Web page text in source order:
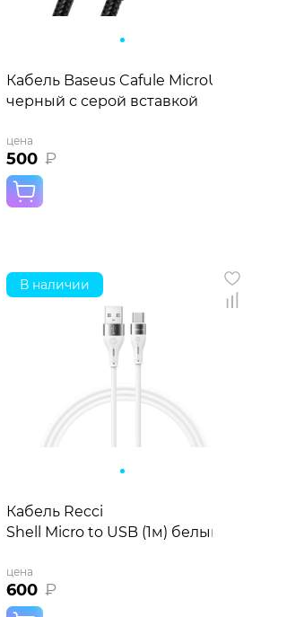
Кабель Baseus Cafule MicroUSB to USB
черный с серой вставкой
цена
500 ₽
В наличии
Кабель Recci
Shell Micro to USB (1м) белый
цена
600 ₽